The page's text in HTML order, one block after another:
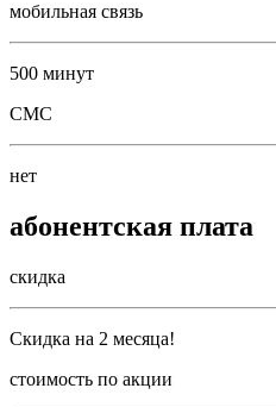
мобильная связь
500 минут
СМС
нет
абонентская плата
скидка
Скидка на 2 месяца!
стоимость по акции